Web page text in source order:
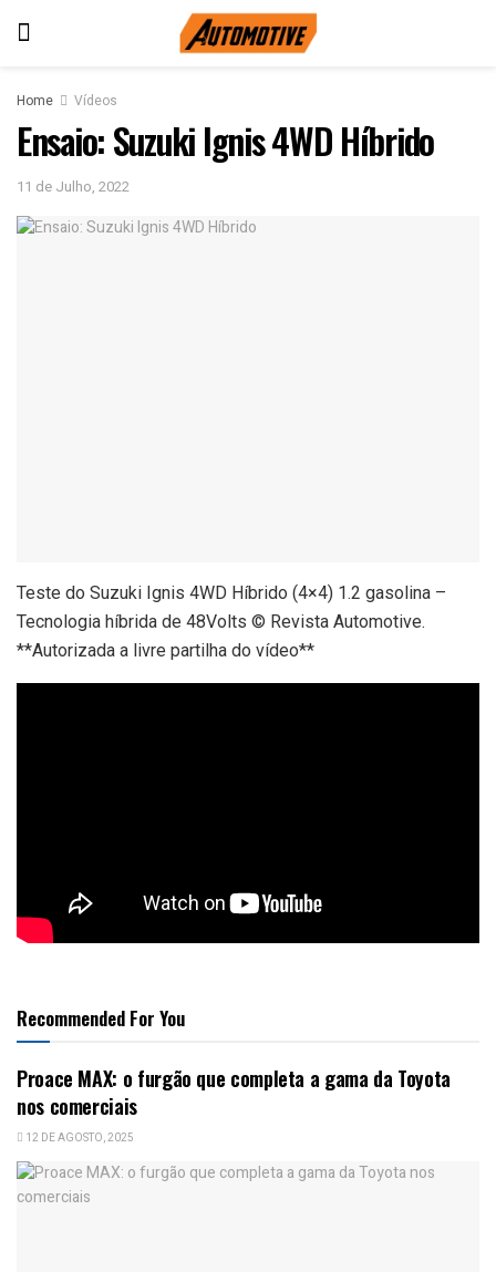
Home Vídeos
Ensaio: Suzuki Ignis 4WD Híbrido
11 de Julho, 2022
Teste do Suzuki Ignis 4WD Híbrido (4×4) 1.2 gasolina –
Tecnologia híbrida de 48Volts © Revista Automotive.
**Autorizada a livre partilha do vídeo**
Recommended For You
Proace MAX: o furgão que completa a gama da Toyota
nos comerciais
12 DE AGOSTO, 2025